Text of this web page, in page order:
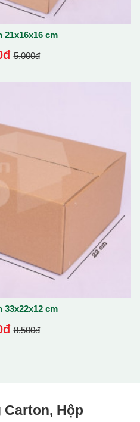
21x16x16 cm
5.000đ
33x22x12 cm
8.500đ
Hộp